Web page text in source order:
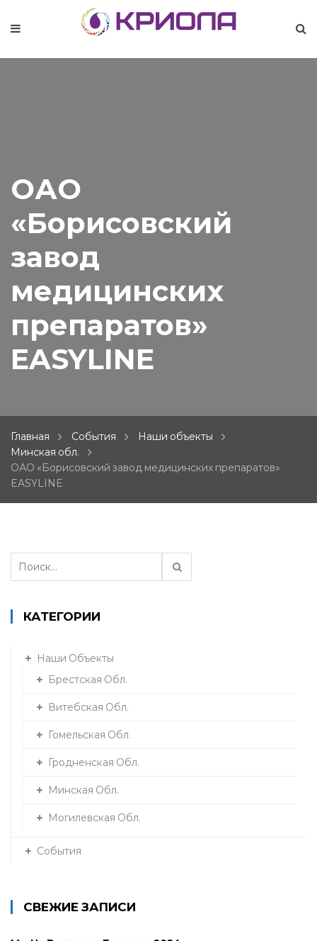
ОАО
«Борисовский
завод
медицинских
препаратов»
EASYLINE
Главная События
Наши объекты
Минская обл.
ОАО «Борисовский завод медицинских препаратов»
EASYLINE
т
и
КАТЕГОРИИ
Наши Объекты
Брестская Обл.
Витебская Обл.
Гомельская Обл.
Гродненская Обл.
Минская Обл.
Могилевская Обл.
События
СВЕЖИЕ ЗАПИСИ